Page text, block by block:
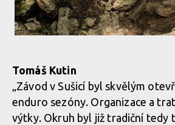
Tomáš Kutin
„Závod v Sušicí byl skvělým
enduro sezóny. Organizace a
výtky. Okruh byl již tradiční tedy